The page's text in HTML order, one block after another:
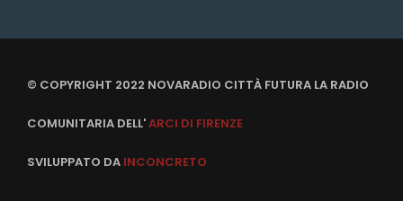
© COPYRIGHT 2022 NOVARADIO CITTÀ FUTURA LA RADIO
COMUNITARIA DELL'ARCI DI FIRENZE
SVILUPPATO DA INCONCRETO